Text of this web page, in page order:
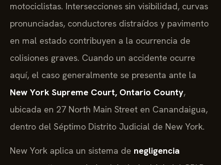
motociclistas. Intersecciones sin visibilidad, curvas
pronunciadas, conductores distraídos y pavimento
en mal estado contribuyen a la ocurrencia de
colisiones graves. Cuando un accidente ocurre
aquí, el caso generalmente se presenta ante la
New York Supreme Court, Ontario County,
ubicada en 27 North Main Street en Canandaigua,
dentro del Séptimo Distrito Judicial de New York.
New York aplica un sistema de negligencia